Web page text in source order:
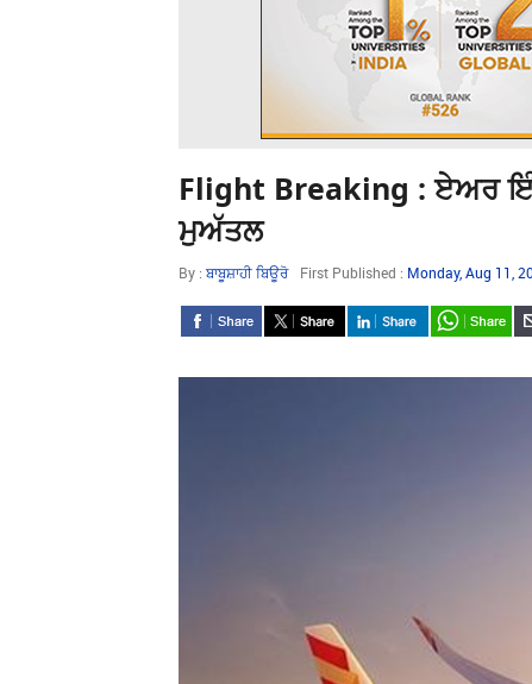
Flight Breaking : ਏਅਰ
ਮੁਅੱਤਲ
By : ਬਾਬੂਸ਼ਾਹੀ ਬਿਊਰੋ First Published : Monday, Aug 11,